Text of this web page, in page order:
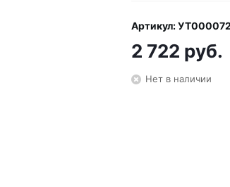
Артикул:
2 722 руб.
Нет в наличии